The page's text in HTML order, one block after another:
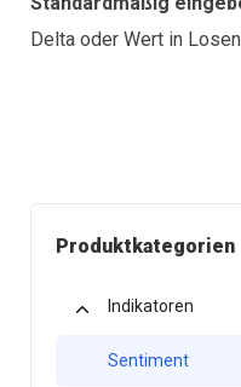
Produktkategorien
Indikatoren
Sentiment
Delta oder Wert in